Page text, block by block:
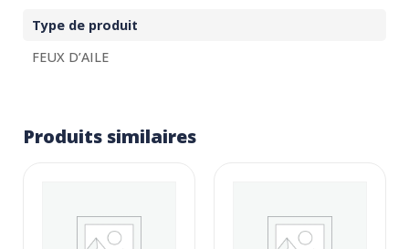
Type de produit
FEUX D’AILE
Produits similaires